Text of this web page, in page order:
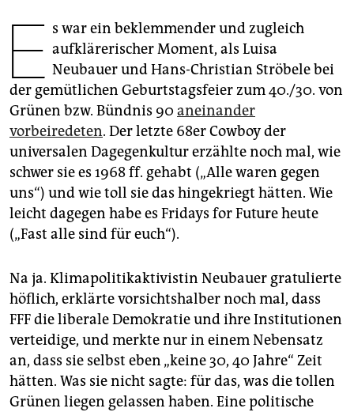
abo
genossenschaft
epaper login
E s war ein beklemmender und zugleich
aufklärerischer Moment, als ­Luisa
Neubauer und Hans-Christian Ströbele bei
der gemütlichen Geburtstagsfeier zum 40./30. von
Grünen bzw. Bündnis 90 aneinander
vorbeiredeten. Der letzte 68er Cowboy der
universalen Dagegenkultur erzählte noch mal, wie
schwer sie es 1968 ff. gehabt („Alle waren gegen
uns“) und wie toll sie das hingekriegt hätten. Wie
leicht dagegen habe es Fridays for Future heute
(„Fast alle sind für euch“).
Na ja. Klimapolitikaktivistin Neubauer gratulierte
höflich, erklärte vorsichtshalber noch mal, dass
FFF die liberale Demokratie und ihre Institutionen
verteidige, und merkte nur in einem Nebensatz
an, dass sie selbst eben „keine 30, 40 Jahre“ Zeit
hätten. Was sie nicht sagte: für das, was die tollen
Grünen liegen gelassen haben. Eine politische